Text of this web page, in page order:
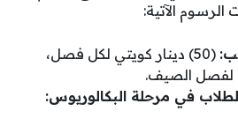
الرسوم الآتية:
(50) دينار كويتي لكل فصل،
في مرحلة البكالوريوس: